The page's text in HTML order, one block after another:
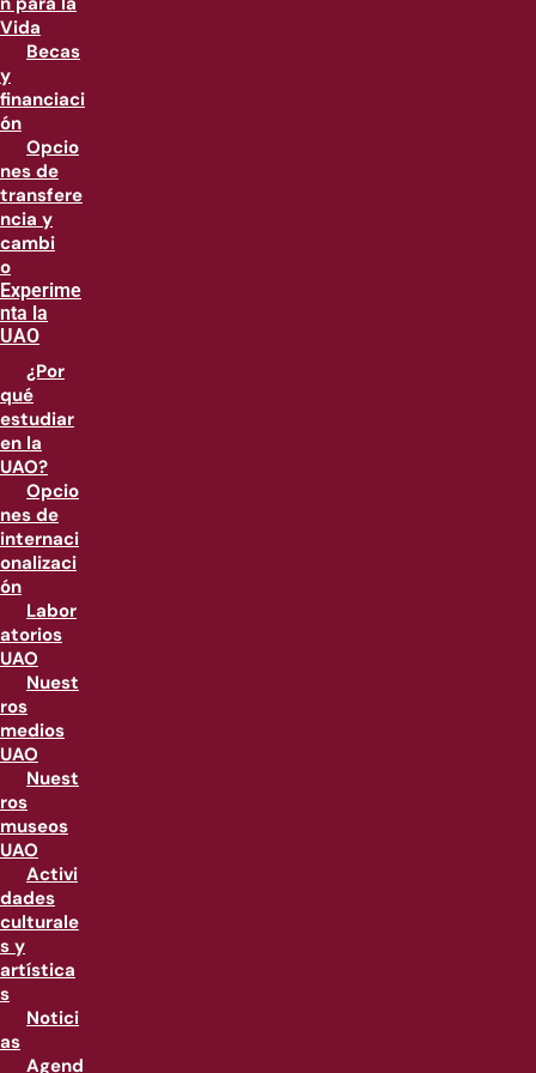
Vida
Becas
y
financiaci
ón
Opcio
nes de
transfere
ncia y
cambi
o
Experime
nta la
UAO
¿Por
qué
estudiar
en la
UAO?
Opcio
nes de
internaci
onalizaci
ón
Labor
atorios
UAO
Nuest
ros
medios
UAO
Nuest
ros
museos
UAO
Activi
dades
culturale
s y
artística
s
Notici
as
Agend